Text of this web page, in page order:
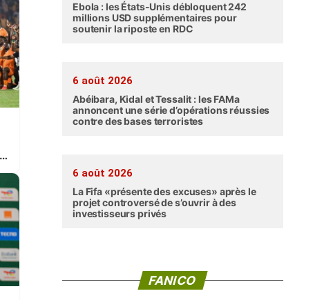
Ebola : les États-Unis débloquent 242
millions USD supplémentaires pour
soutenir la riposte en RDC
6 août 2026
Abéibara, Kidal et Tessalit : les FAMa
annoncent une série d’opérations réussies
contre des bases terroristes
6 août 2026
La Fifa «présente des excuses» après le
projet controversé de s’ouvrir à des
investisseurs privés
FANICO